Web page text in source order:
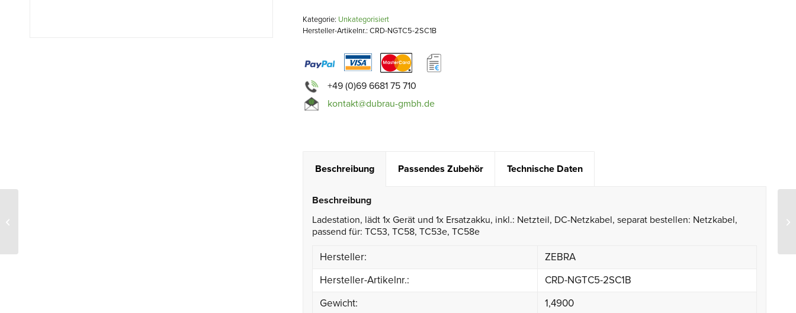
Kategorie: Unkategorisiert
Hersteller-Artikelnr.: CRD-NGTC5-2SC1B
+49 (0)69 6681 75 710
kontakt@dubrau-gmbh.de
Beschreibung Passendes Zubehör Technische Daten
Beschreibung
Ladestation, lädt 1x Gerät und 1x Ersatzakku, inkl.: Netzteil, DC-Netzkabel, separat bestellen: Netzkabel,
passend für: TC53, TC58, TC53e, TC58e
Hersteller:
ZEBRA
Hersteller-Artikelnr.:
CRD-NGTC5-2SC1B
Gewicht:
1,4900